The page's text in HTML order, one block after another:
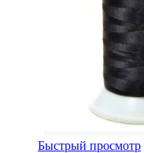
Быстрый просмотр